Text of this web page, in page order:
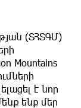
(ՏՀՏԳՄ)
Mountains
է նոր
ենք մեր